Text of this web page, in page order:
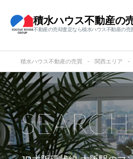
積水ハウス不動産の
不動産の売却査定なら積水ハウス不動産の売
積水ハウス不動産の売買 関西エリア
SEARCH